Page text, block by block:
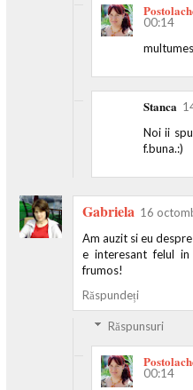
00:14
Stanca
Noi ii
f.buna.:)
Gabriela 16
Am auzit si eu
e interesant felul
frumos!
Răspundeți
Răspunsuri
00:14